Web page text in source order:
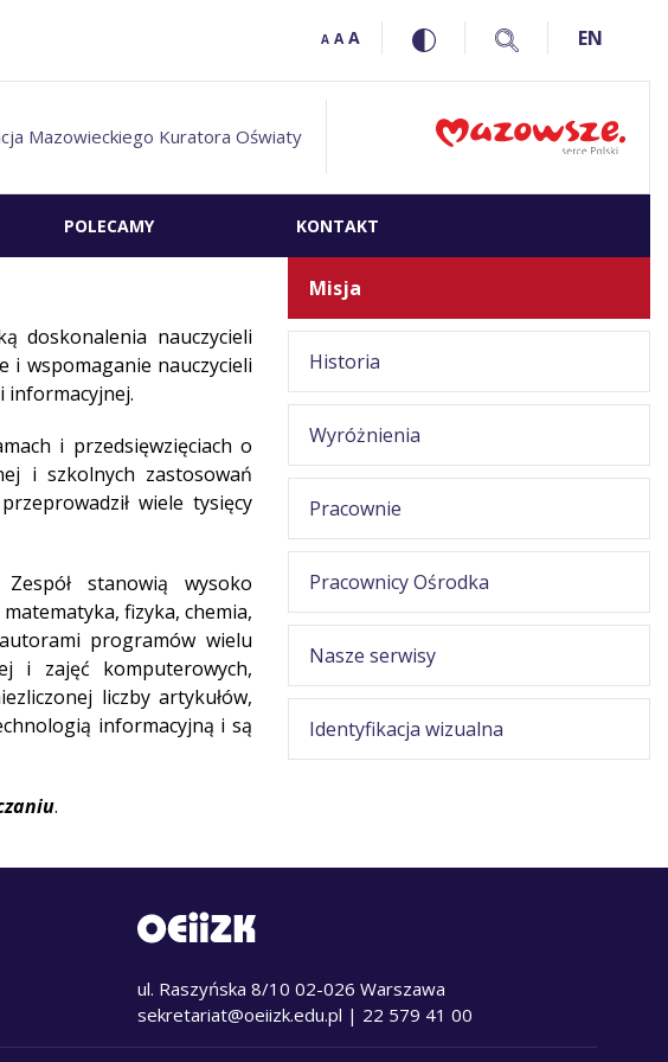
A A A EN
Mazowieckiego Kuratora Oświaty
POLECAMY KONTAKT
doskonalenia nauczycieli
i wspomaganie nauczycieli
informacyjnej.
i przedsięwzięciach o
i szkolnych zastosowań
wiele tysięcy
stanowią wysoko
fizyka, chemia,
programów wielu
i zajęć komputerowych,
liczby artykułów,
informacyjną i są
.
Misja
Historia
Wyróżnienia
Pracownie
Pracownicy Ośrodka
Nasze serwisy
Identyfikacja wizualna
ul. Raszyńska 8/10 02-026 Warszawa
sekretariat@oeiizk.edu.pl | 22 579 41 00